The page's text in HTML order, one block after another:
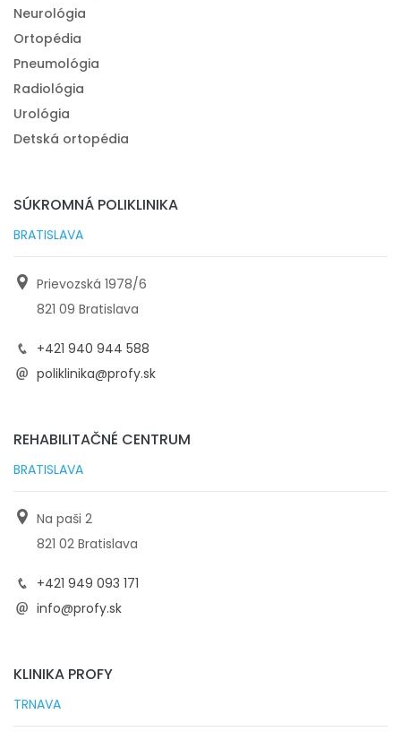
Neurológia
Ortopédia
Pneumológia
Radiológia
Urológia
Detská ortopédia
SÚKROMNÁ POLIKLINIKA
BRATISLAVA
Prievozská 1978/6
821 09 Bratislava
+421 940 944 588
poliklinika@profy.sk
REHABILITAČNÉ CENTRUM
BRATISLAVA
Na paši 2
821 02 Bratislava
+421 949 093 171
info@profy.sk
KLINIKA PROFY
TRNAVA